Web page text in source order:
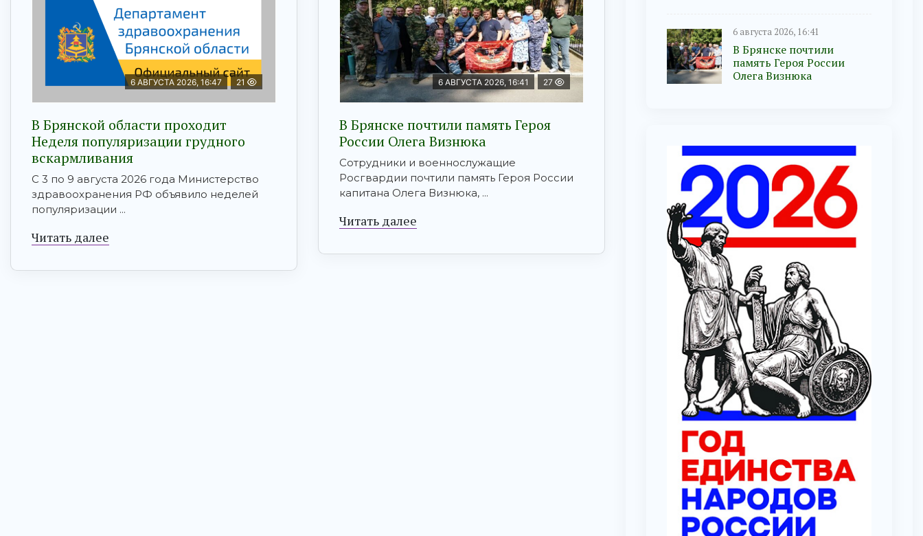
6 АВГУСТА 2026, 16:47 21
В Брянской области проходит
Неделя популяризации грудного
вскармливания
С 3 по 9 августа 2026 года Министерство
здравоохранения РФ объявило неделей
популяризации ...
Читать далее
6 АВГУСТА 2026, 16:41 27
В Брянске почтили память Героя
России Олега Визнюка
Сотрудники и военнослужащие
Росгвардии почтили память Героя России
капитана Олега Визнюка, ...
Читать далее
6 августа 2026, 16:41
В Брянске почтили
память Героя России
Олега Визнюка